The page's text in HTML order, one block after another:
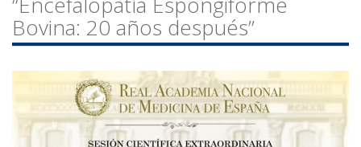
Bovina: 20 años después”